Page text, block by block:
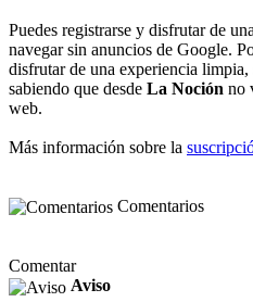
Puedes registrarse y disfrutar de una
navegar sin anuncios de Google.
disfrutar de una experiencia
sabiendo que desde La Noción no
web.
Más información sobre la
Comentarios
Comentar
Aviso